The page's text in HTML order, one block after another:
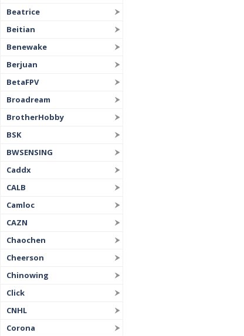
Beatrice
Beitian
Benewake
Berjuan
BetaFPV
Broadream
BrotherHobby
BSK
BWSENSING
Caddx
CALB
Camloc
CAZN
Chaochen
Cheerson
Chinowing
Click
CNHL
Corona